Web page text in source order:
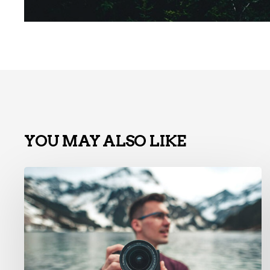
YOU MAY ALSO LIKE
La
charte
graphique
n’est
morte